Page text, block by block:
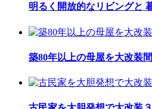
明るく開放的なリビングと
築80年以上の母屋を大改装